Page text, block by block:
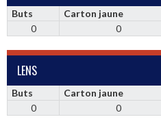
Buts Carton jaune
0
0
LENS
Buts Carton jaune
0
0